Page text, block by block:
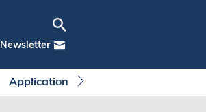
Newsletter
Application Bloc Marine